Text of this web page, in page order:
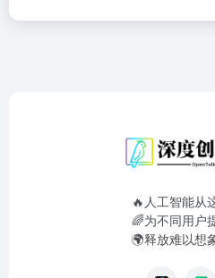
🔥人工智能从
🌈为不同用户
🌍释放难以想